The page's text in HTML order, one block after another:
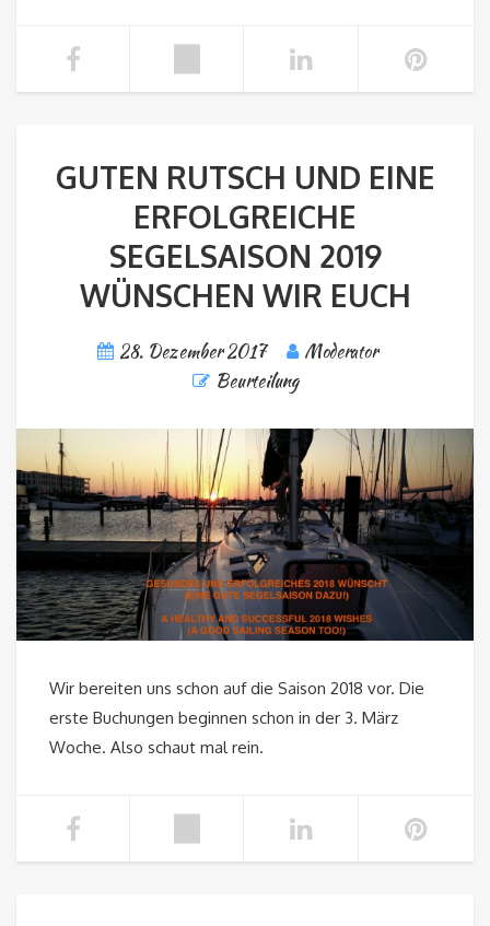
GUTEN RUTSCH UND EINE
ERFOLGREICHE
SEGELSAISON 2019
WÜNSCHEN WIR EUCH
28. Dezember 2017
Moderator
Beurteilung
Wir bereiten uns schon auf die Saison 2018 vor. Die
erste Buchungen beginnen schon in der 3. März
Woche. Also schaut mal rein.